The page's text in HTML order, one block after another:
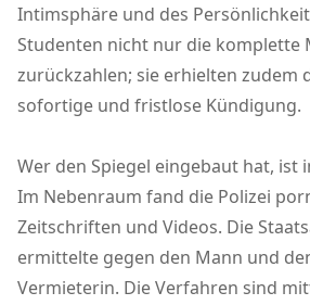
Intimsphäre und des
Studenten nicht nur die komplette
zurückzahlen; sie erhielten zudem
sofortige und fristlose Kündigung.
Wer den Spiegel eingebaut hat, ist
Im Nebenraum fand die Polizei
Zeitschriften und Videos. Die
ermittelte gegen den Mann und
Vermieterin. Die Verfahren sind